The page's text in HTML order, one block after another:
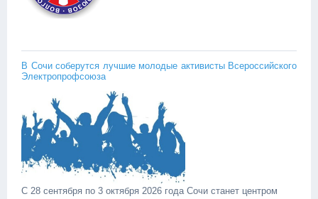
В Сочи соберутся лучшие молодые активисты Всероссийского
Электропрофсоюза
С 28 сентября по 3 октября 2026 года Сочи станет центром